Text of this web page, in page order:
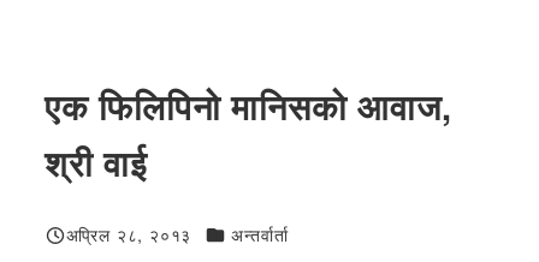
एक फिलिपिनो मानिसको आवाज,
श्री वाई
प्रकाशित
अप्रिल २८, २०१३ जन्मदिनको शुभकामना
अन्तर्वार्ता